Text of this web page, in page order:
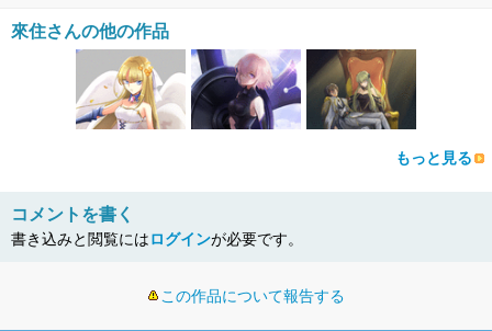
來住さんの他の作品
もっと見る
コメントを書く
書き込みと閲覧にはログインが必要です。
この作品について報告する